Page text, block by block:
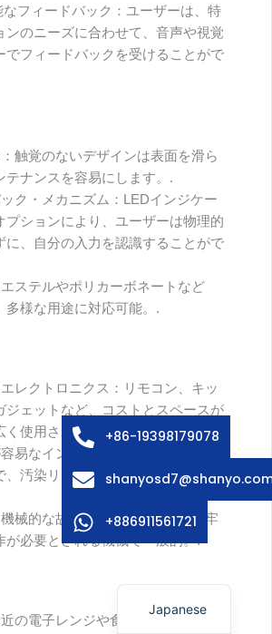
フィードバック：ユーザーは、特
ンのニーズに合わせて、音声や視覚
でフィードバックを受けることがで
触覚のないデザインは表面を滑ら
テナンスを容易にします。.
ク・メカニズム：LEDインジケー
プションにより、ユーザーは物理的
に、自分の入力を認識することがで
ステルやポリカーボネートなど
多様な用途に対応可能。.
レクトロニクス：リモコン、キッ
ジェットなど、コストとスペースが
く使用されている。.
易なインターフェースを必要とす
、汚染リスクを最小限に抑えま
械的な故障のリスクなしに、堅牢
が必要とされる機械で一般的。.
の電子レンジや食器洗い機の多く
+86-19398179078
+886911561721
Japanese
Korean
German
Spanish
Italian
Swedish